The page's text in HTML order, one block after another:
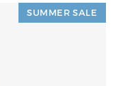
検索
SUMMER SALE